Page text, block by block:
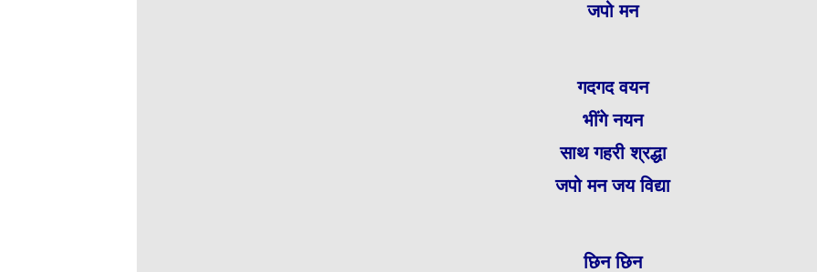
जपो मन
गदगद वयन
भींगे नयन
साथ गहरी श्रद्धा
जपो मन जय विद्या
छिन छिन